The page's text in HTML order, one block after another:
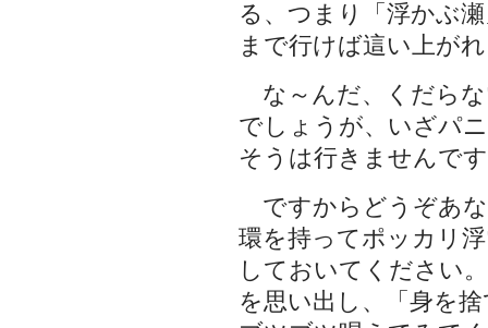
る、つまり「浮かぶ
まで行けば這い上が
な～んだ、くだら
でしょうが、いざパ
そうは行きませんで
ですからどうぞあ
環を持ってポッカリ
しておいてください
を思い出し、「身を